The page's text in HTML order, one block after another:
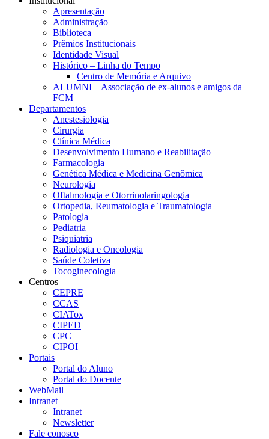
Apresentação
Administração
Biblioteca
Prêmios Institucionais
Identidade Visual
Histórico – Linha do Tempo
Centro de Memória e Arquivo
ALUMNI – Associação de ex-alunos e amigos da
FCM
Departamentos
Anestesiologia
Cirurgia
Clínica Médica
Desenvolvimento Humano e Reabilitação
Farmacologia
Genética Médica e Medicina Genômica
Neurologia
Oftalmologia e Otorrinolaringologia
Ortopedia, Reumatologia e Traumatologia
Patologia
Pediatria
Psiquiatria
Radiologia e Oncologia
Saúde Coletiva
Tocoginecologia
Centros
CEPRE
CCAS
CIATox
CIPED
CPC
CIPOI
Portais
Portal do Aluno
Portal do Docente
WebMail
Intranet
Intranet
Newsletter
Fale conosco